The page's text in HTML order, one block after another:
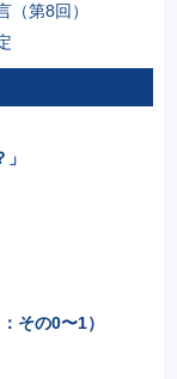
第8回）
その0〜1）